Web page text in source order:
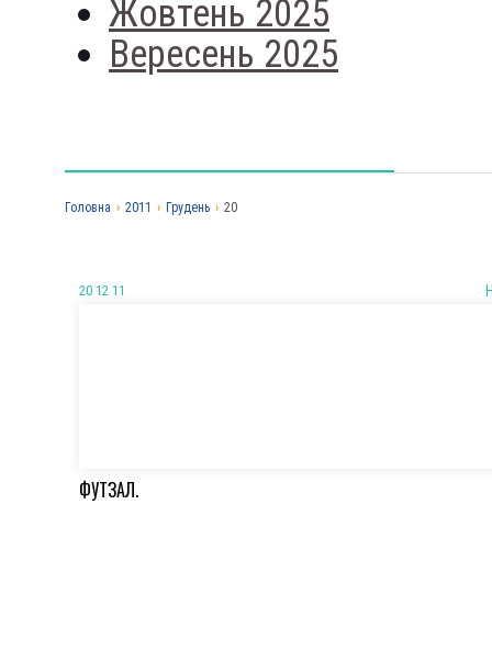
Жовтень 2025
Вересень 2025
Головна › 2011 › Грудень › 20
20 12 11
ФУТЗАЛ.